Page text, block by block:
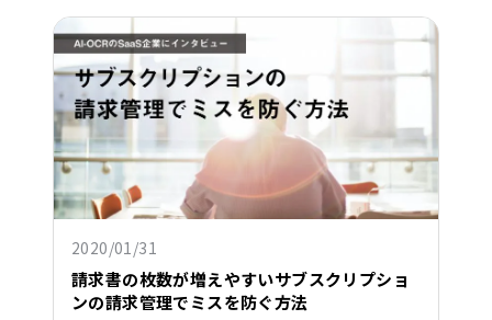
2020/01/31
請求書の枚数が増えやすいサブスクリプショ
ンの請求管理でミスを防ぐ方法